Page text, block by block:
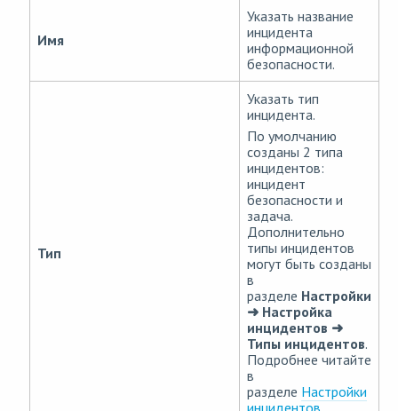
Имя
Указать название
инцидента
информационной
безопасности.
Тип
Указать тип
инцидента.
По умолчанию
созданы 2 типа
инцидентов:
инцидент
безопасности и
задача.
Дополнительно
типы инцидентов
могут быть созданы
в
разделе Настройки
➜ Настройка
инцидентов ➜
Типы инцидентов.
Подробнее читайте
в
разделе Настройки